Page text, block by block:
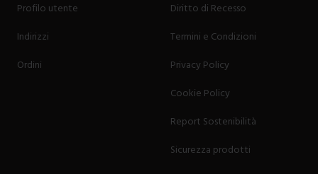
Profilo utente
Indirizzi
Ordini
Diritto di Recesso
Termini e Condizioni
Privacy Policy
Cookie Policy
Report Sostenibilità
Sicurezza prodotti